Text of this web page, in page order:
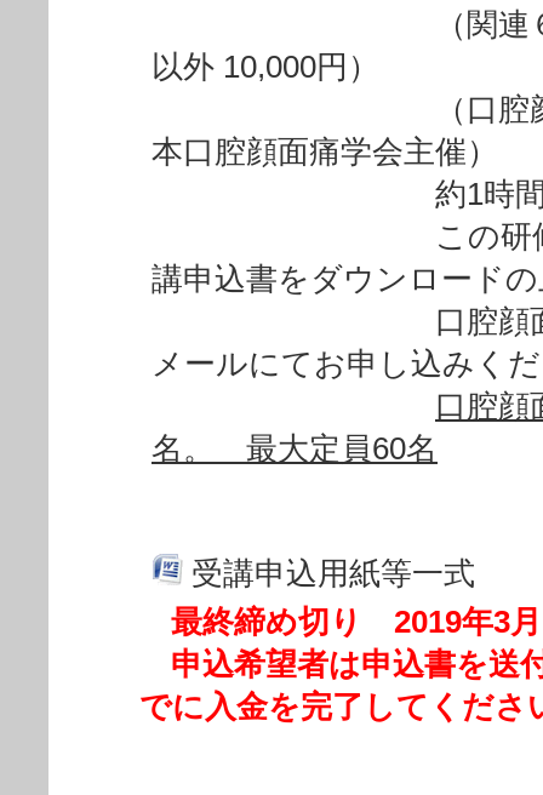
（関連６学会会
以外 10,000円）
（口腔顔面神経
本口腔顔面痛学会主催）
約1時間ビデオ
この研修会に参
講申込書をダウンロード
口腔顔面神経機
メールにてお申し込みく
口腔顔
名。 最大定員60名
受講申込用紙等一式
最終締め切り 2019年3
申込希望者は申込書を送
でに入金を完了してくださ